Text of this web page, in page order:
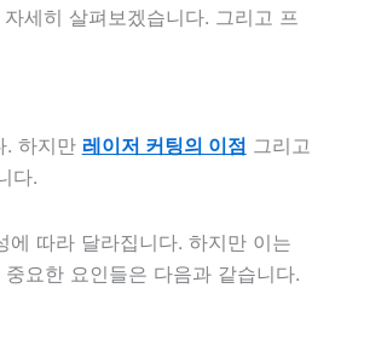
세히 살펴보겠습니다. 그리고 프
. 하지만 레이저 커팅의 이점 그리고
다.
따라 달라집니다. 하지만 이는
요한 요인들은 다음과 같습니다.